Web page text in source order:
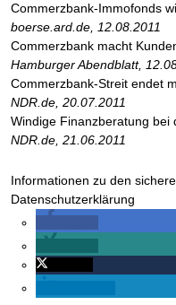
Commerzbank-Immofonds
boerse.ard.de, 12.08.2011
Commerzbank macht
Hamburger Abendblatt,
Commerzbank-Streit endet
NDR.de, 20.07.2011
Windige Finanzberatung bei
NDR.de, 21.06.2011
Informationen zu den
Datenschutzerklärung